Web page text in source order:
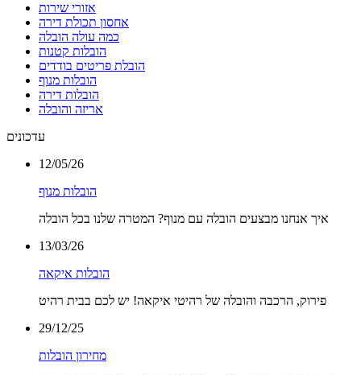
אזורי שירות
אחסון תכולת דירה
כמה עולה הובלה
הובלות קטנות
הובלת פריטים בודדים
הובלות מנוף
הובלות דירה
אריזה והובלה
עדכונים
12/05/26
הובלות מנוף
איך אנחנו מבצעים הובלה עם מנוף? המטרה שלנו בכל הובלה
13/03/26
הובלות איקאה
פירוק, הרכבה והובלה של רהיטי איקאה! יש לכם בבית רהיט
29/12/25
מחירון הובלות